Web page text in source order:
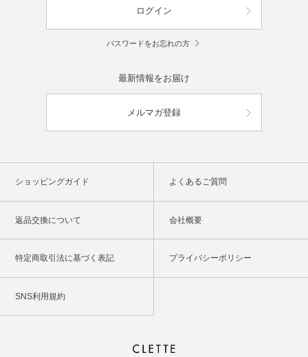
ログイン
パスワードをお忘れの方
最新情報をお届け
メルマガ登録
ショッピングガイド よくあるご質問
返品交換について 会社概要
特定商取引法に基づく表記 プライバシーポリシー
SNS利用規約